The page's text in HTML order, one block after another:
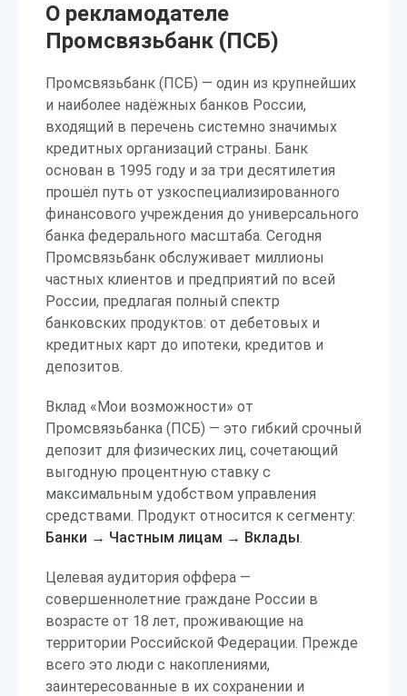
О рекламодателе
Промсвязьбанк (ПСБ)
Промсвязьбанк (ПСБ) — один из крупнейших
и наиболее надёжных банков России,
входящий в перечень системно значимых
кредитных организаций страны. Банк
основан в 1995 году и за три десятилетия
прошёл путь от узкоспециализированного
финансового учреждения до универсального
банка федерального масштаба. Сегодня
Промсвязьбанк обслуживает миллионы
частных клиентов и предприятий по всей
России, предлагая полный спектр
банковских продуктов: от дебетовых и
кредитных карт до ипотеки, кредитов и
депозитов.
Вклад «Мои возможности» от
Промсвязьбанка (ПСБ) — это гибкий срочный
депозит для физических лиц, сочетающий
выгодную процентную ставку с
максимальным удобством управления
средствами. Продукт относится к сегменту:
Банки → Частным лицам → Вклады.
Целевая аудитория оффера —
совершеннолетние граждане России в
возрасте от 18 лет, проживающие на
территории Российской Федерации. Прежде
всего это люди с накоплениями,
заинтересованные в их сохранении и